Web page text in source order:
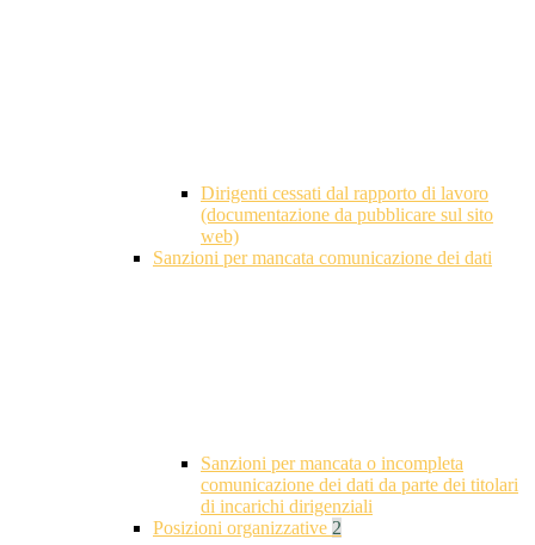
Dirigenti cessati dal rapporto di lavoro
(documentazione da pubblicare sul sito
web)
Sanzioni per mancata comunicazione dei dati
Sanzioni per mancata o incompleta
comunicazione dei dati da parte dei titolari
di incarichi dirigenziali
Posizioni organizzative 2